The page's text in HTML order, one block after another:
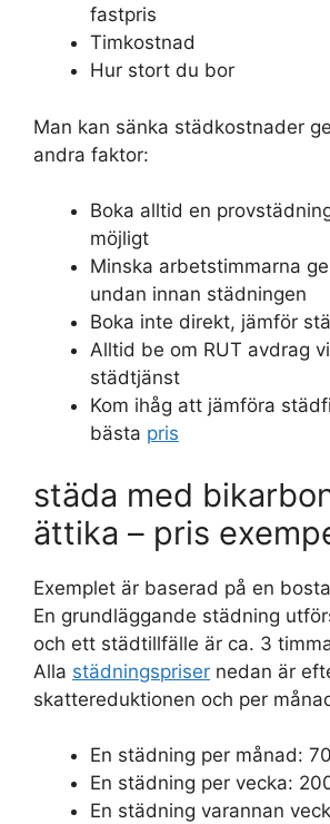
fastpris
Timkostnad
Hur stort du bor
Man kan sänka städkostnader
andra faktor:
Boka alltid en
möjligt
Minska arbetstimmarna
undan innan städningen
Boka inte direkt, jämför
Alltid be om RUT avdrag
städtjänst
Kom ihåg att jämföra
bästa pris
städa med
ättika – pris
Exemplet är baserad på en
En grundläggande städning
och ett städtillfälle är ca. 3
Alla städningspriser nedan är
skattereduktionen och per
En städning per månad:
En städning per vecka:
En städning varannan